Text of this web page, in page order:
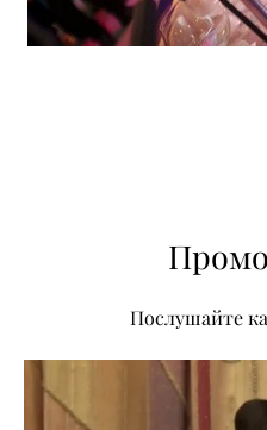
Послушайте